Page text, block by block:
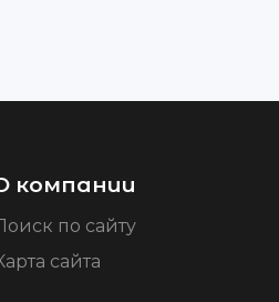
компании
по сайту
сайта